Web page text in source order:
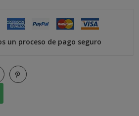
un proceso de pago seguro